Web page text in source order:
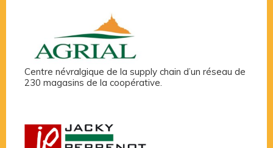
Centre névralgique de la supply chain d’un réseau de
230 magasins de la coopérative.